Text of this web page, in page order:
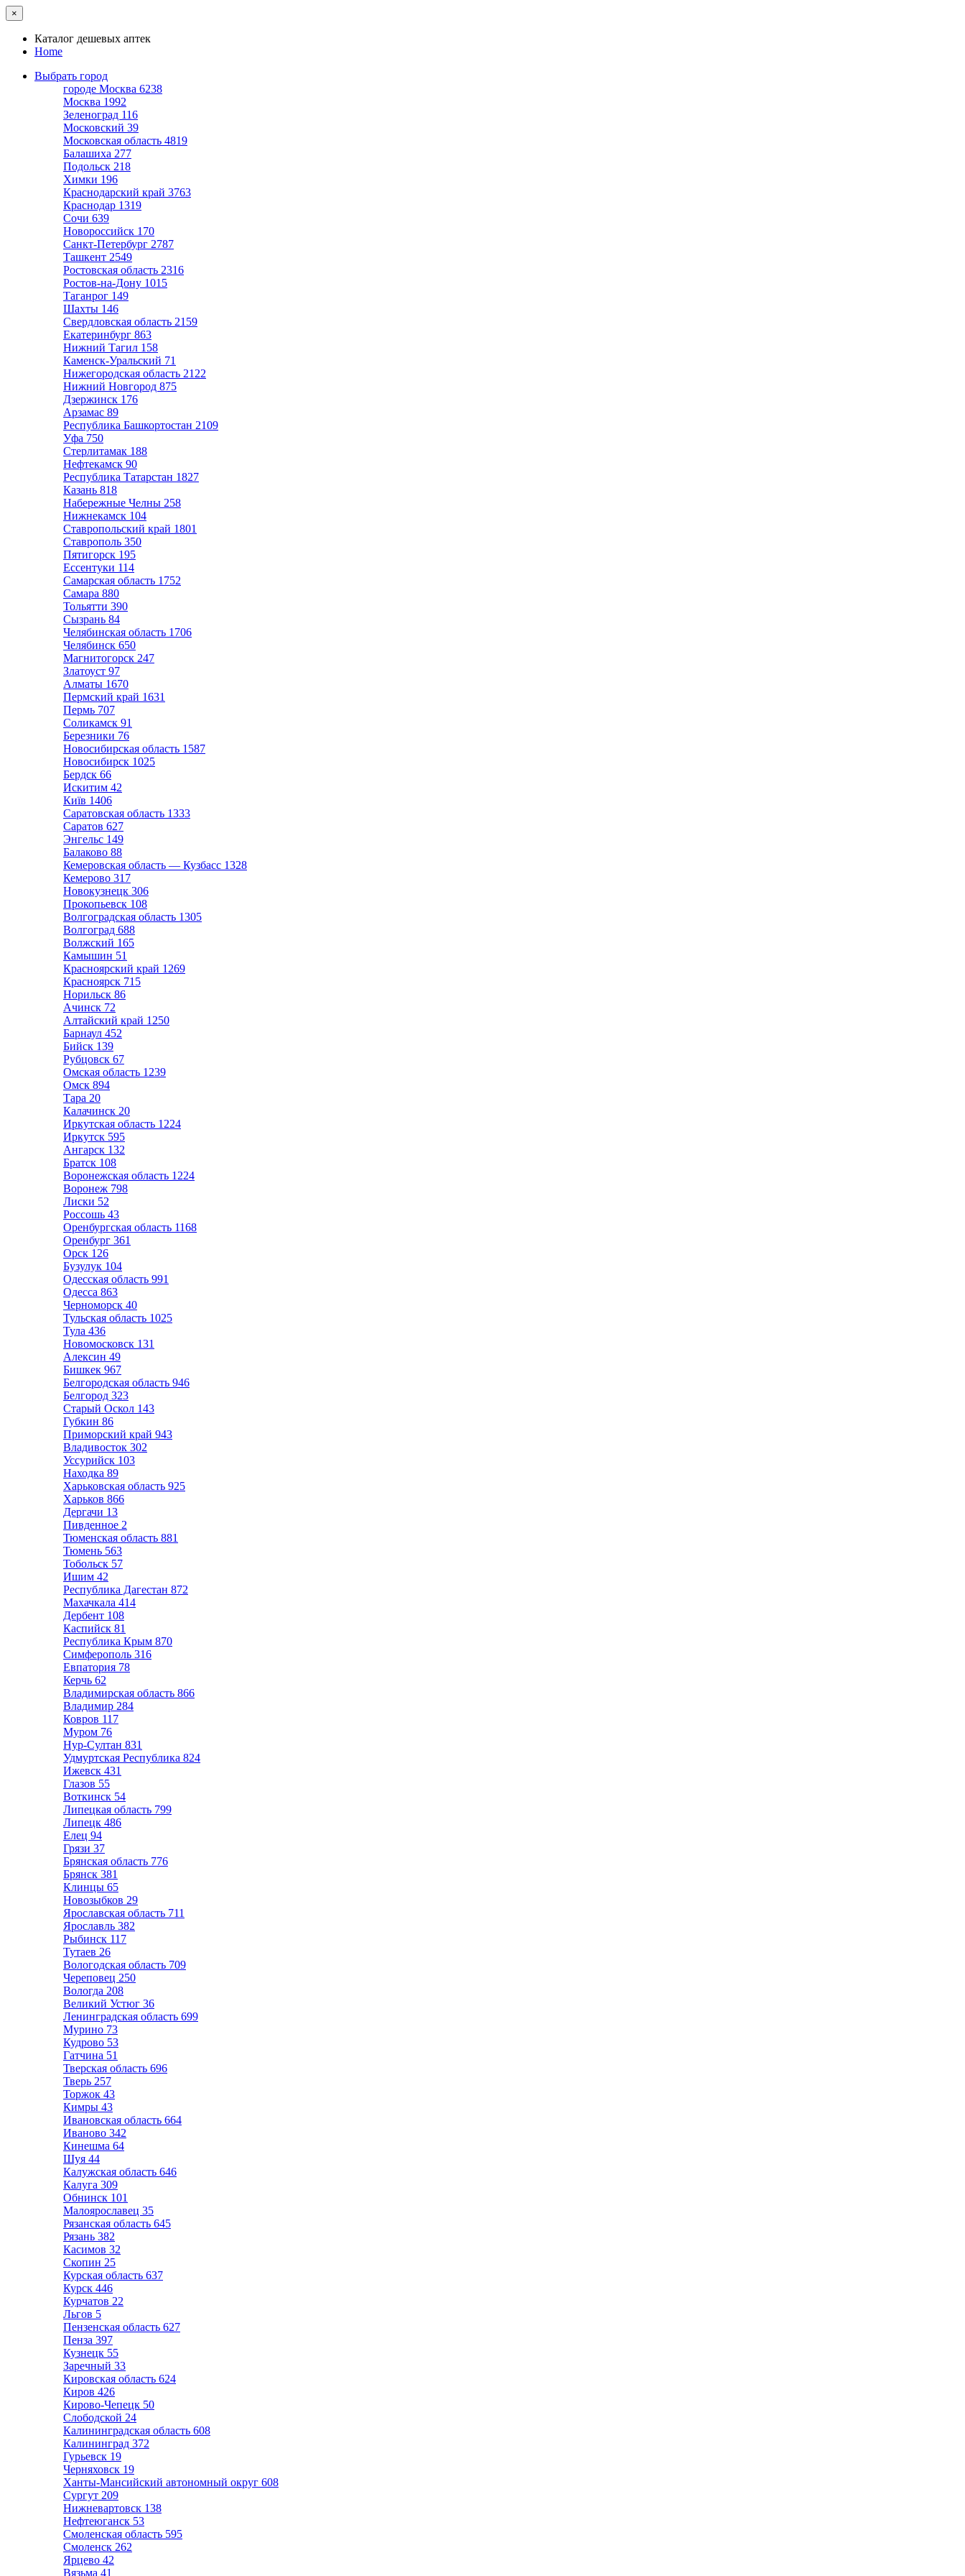
×
Каталог дешевых аптек
Home
Выбрать город
городе Москва 6238
Москва 1992
Зеленоград 116
Московский 39
Московская область 4819
Балашиха 277
Подольск 218
Химки 196
Краснодарский край 3763
Краснодар 1319
Сочи 639
Новороссийск 170
Санкт-Петербург 2787
Ташкент 2549
Ростовская область 2316
Ростов-на-Дону 1015
Таганрог 149
Шахты 146
Свердловская область 2159
Екатеринбург 863
Нижний Тагил 158
Каменск-Уральский 71
Нижегородская область 2122
Нижний Новгород 875
Дзержинск 176
Арзамас 89
Республика Башкортостан 2109
Уфа 750
Стерлитамак 188
Нефтекамск 90
Республика Татарстан 1827
Казань 818
Набережные Челны 258
Нижнекамск 104
Ставропольский край 1801
Ставрополь 350
Пятигорск 195
Ессентуки 114
Самарская область 1752
Самара 880
Тольятти 390
Сызрань 84
Челябинская область 1706
Челябинск 650
Магнитогорск 247
Златоуст 97
Алматы 1670
Пермский край 1631
Пермь 707
Соликамск 91
Березники 76
Новосибирская область 1587
Новосибирск 1025
Бердск 66
Искитим 42
Київ 1406
Саратовская область 1333
Саратов 627
Энгельс 149
Балаково 88
Кемеровская область — Кузбасс 1328
Кемерово 317
Новокузнецк 306
Прокопьевск 108
Волгоградская область 1305
Волгоград 688
Волжский 165
Камышин 51
Красноярский край 1269
Красноярск 715
Норильск 86
Ачинск 72
Алтайский край 1250
Барнаул 452
Бийск 139
Рубцовск 67
Омская область 1239
Омск 894
Тара 20
Калачинск 20
Иркутская область 1224
Иркутск 595
Ангарск 132
Братск 108
Воронежская область 1224
Воронеж 798
Лиски 52
Россошь 43
Оренбургская область 1168
Оренбург 361
Орск 126
Бузулук 104
Одесская область 991
Одесса 863
Черноморск 40
Тульская область 1025
Тула 436
Новомосковск 131
Алексин 49
Бишкек 967
Белгородская область 946
Белгород 323
Старый Оскол 143
Губкин 86
Приморский край 943
Владивосток 302
Уссурийск 103
Находка 89
Харьковская область 925
Харьков 866
Дергачи 13
Пивденное 2
Тюменская область 881
Тюмень 563
Тобольск 57
Ишим 42
Республика Дагестан 872
Махачкала 414
Дербент 108
Каспийск 81
Республика Крым 870
Симферополь 316
Евпатория 78
Керчь 62
Владимирская область 866
Владимир 284
Ковров 117
Муром 76
Нур-Султан 831
Удмуртская Республика 824
Ижевск 431
Глазов 55
Воткинск 54
Липецкая область 799
Липецк 486
Елец 94
Грязи 37
Брянская область 776
Брянск 381
Клинцы 65
Новозыбков 29
Ярославская область 711
Ярославль 382
Рыбинск 117
Тутаев 26
Вологодская область 709
Череповец 250
Вологда 208
Великий Устюг 36
Ленинградская область 699
Мурино 73
Кудрово 53
Гатчина 51
Тверская область 696
Тверь 257
Торжок 43
Кимры 43
Ивановская область 664
Иваново 342
Кинешма 64
Шуя 44
Калужская область 646
Калуга 309
Обнинск 101
Малоярославец 35
Рязанская область 645
Рязань 382
Касимов 32
Скопин 25
Курская область 637
Курск 446
Курчатов 22
Льгов 5
Пензенская область 627
Пенза 397
Кузнецк 55
Заречный 33
Кировская область 624
Киров 426
Кирово-Чепецк 50
Слободской 24
Калининградская область 608
Калининград 372
Гурьевск 19
Черняховск 19
Ханты-Мансийский автономный округ 608
Сургут 209
Нижневартовск 138
Нефтеюганск 53
Смоленская область 595
Смоленск 262
Ярцево 42
Вязьма 41